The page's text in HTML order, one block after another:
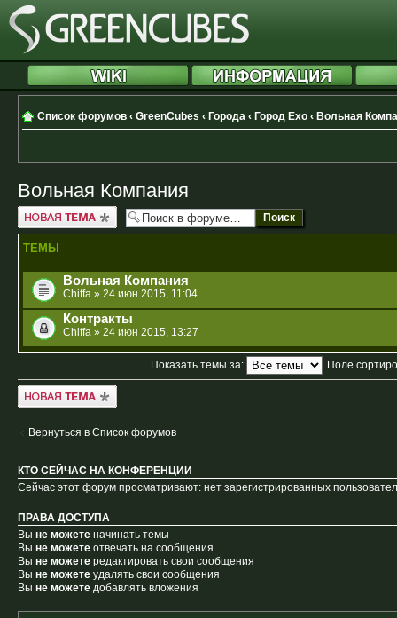
Список форумов ‹ GreenCubes ‹ Города ‹ Город Ехо ‹ Вольная
Вольная Компания
Новая тема
ТЕМЫ
Вольная Компания
Chiffa » 24 июн 2015, 11:04
Контракты
Chiffa » 24 июн 2015, 13:27
Показать темы за: Поле
Новая тема
Вернуться в Список форумов
КТО СЕЙЧАС НА КОНФЕРЕНЦИИ
Сейчас этот форум просматривают: нет зарегистрированных
ПРАВА ДОСТУПА
Вы не можете начинать темы
Вы не можете отвечать на сообщения
Вы не можете редактировать свои сообщения
Вы не можете удалять свои сообщения
Вы не можете добавлять вложения